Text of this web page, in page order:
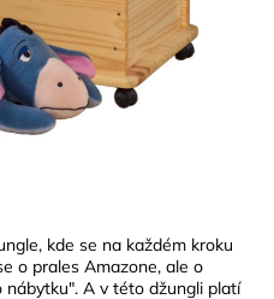
kde se na každém kroku
o prales Amazone, ale o
A v této džungli platí